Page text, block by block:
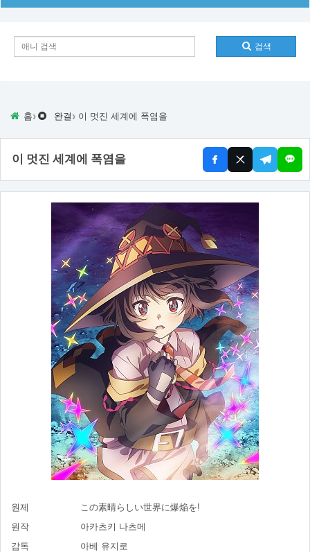
검색
홈› 완결 › 이 멋진 세계에 폭염을
이 멋진 세계에 폭염을
원제
この素晴らしい世界に爆焔を!
원작
아카츠키 나츠메
감독
아베 유지로